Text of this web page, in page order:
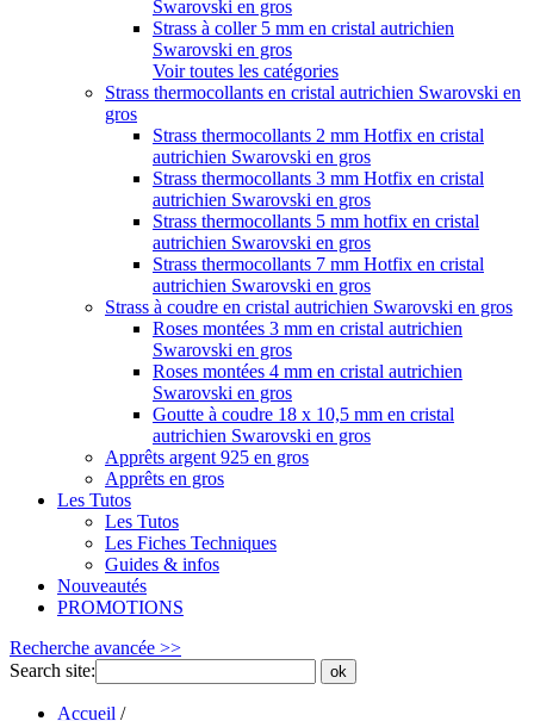
Swarovski en gros
Strass à coller 5 mm en cristal autrichien
Swarovski en gros
Voir toutes les catégories
Strass thermocollants en cristal autrichien Swarovski en
gros
Strass thermocollants 2 mm Hotfix en cristal
autrichien Swarovski en gros
Strass thermocollants 3 mm Hotfix en cristal
autrichien Swarovski en gros
Strass thermocollants 5 mm hotfix en cristal
autrichien Swarovski en gros
Strass thermocollants 7 mm Hotfix en cristal
autrichien Swarovski en gros
Strass à coudre en cristal autrichien Swarovski en gros
Roses montées 3 mm en cristal autrichien
Swarovski en gros
Roses montées 4 mm en cristal autrichien
Swarovski en gros
Goutte à coudre 18 x 10,5 mm en cristal
autrichien Swarovski en gros
Apprêts argent 925 en gros
Apprêts en gros
Les Tutos
Les Tutos
Les Fiches Techniques
Guides & infos
Nouveautés
PROMOTIONS
Recherche avancée >>
Search site:
ok
Accueil /